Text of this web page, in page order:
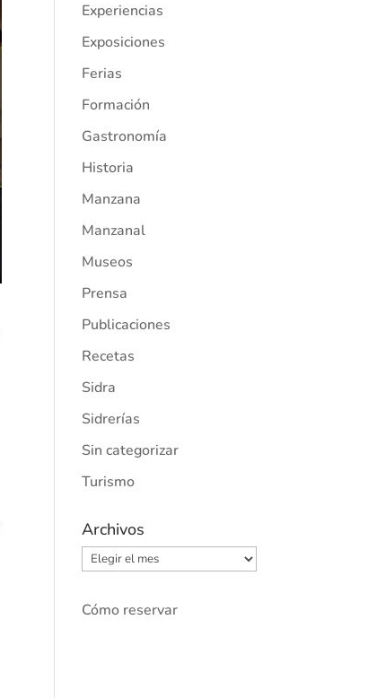
Experiencias
Exposiciones
Ferias
Formación
Gastronomía
Historia
Manzana
Manzanal
Museos
Prensa
Publicaciones
Recetas
Sidra
Sidrerías
Sin categorizar
Turismo
Archivos
Archivos
Cómo reservar